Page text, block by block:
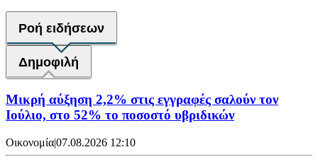
Ροή ειδήσεων
Δημοφιλή
Μικρή αύξηση 2,2% στις εγγραφές σαλούν τον
Ιούλιο, στο 52% το ποσοστό υβριδικών
Οικονομία|07.08.2026 12:10